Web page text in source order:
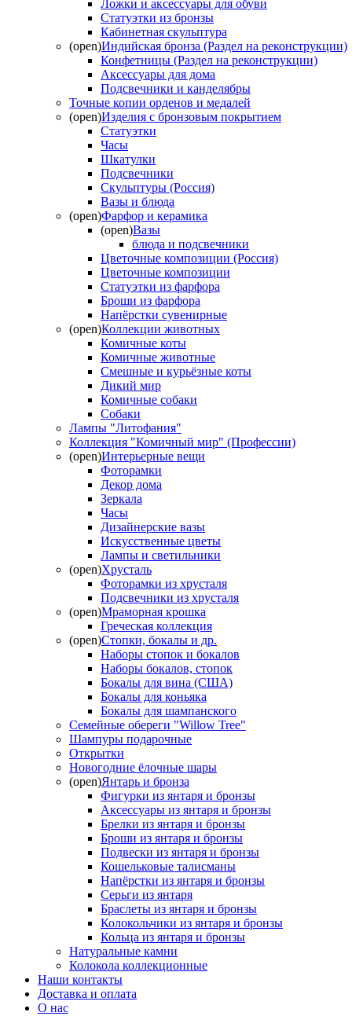
Ложки и аксессуары для обуви
Статуэтки из бронзы
Кабинетная скульптура
(open)Индийская бронза (Раздел на реконструкции)
Конфетницы (Раздел на реконструкции)
Аксессуары для дома
Подсвечники и канделябры
Точные копии орденов и медалей
(open)Изделия с бронзовым покрытием
Статуэтки
Часы
Шкатулки
Подсвечники
Скульптуры (Россия)
Вазы и блюда
(open)Фарфор и керамика
(open)Вазы
блюда и подсвечники
Цветочные композиции (Россия)
Цветочные композиции
Статуэтки из фарфора
Броши из фарфора
Напёрстки сувенирные
(open)Коллекции животных
Комичные коты
Комичные животные
Смешные и курьёзные коты
Дикий мир
Комичные собаки
Собаки
Лампы "Литофания"
Коллекция "Комичный мир" (Профессии)
(open)Интерьерные вещи
Фоторамки
Декор дома
Зеркала
Часы
Дизайнерские вазы
Искусственные цветы
Лампы и светильники
(open)Хрусталь
Фоторамки из хрусталя
Подсвечники из хрусталя
(open)Мраморная крошка
Греческая коллекция
(open)Стопки, бокалы и др.
Наборы стопок и бокалов
Наборы бокалов, стопок
Бокалы для вина (США)
Бокалы для коньяка
Бокалы для шампанского
Семейные обереги "Willow Tree"
Шампуры подарочные
Открытки
Новогодние ёлочные шары
(open)Янтарь и бронза
Фигурки из янтаря и бронзы
Аксессуары из янтаря и бронзы
Брелки из янтаря и бронзы
Броши из янтаря и бронзы
Подвески из янтаря и бронзы
Кошельковые талисманы
Напёрстки из янтаря и бронзы
Серьги из янтаря
Браслеты из янтаря и бронзы
Колокольчики из янтаря и бронзы
Кольца из янтаря и бронзы
Натуральные камни
Колокола коллекционные
Наши контакты
Доставка и оплата
О нас